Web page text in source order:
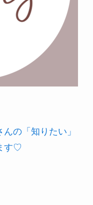
の「知りたい」
す♡